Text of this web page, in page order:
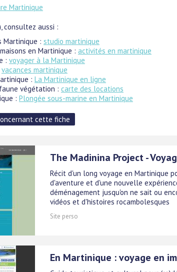
Martinique
, consultez aussi :
Martinique : studio martinique
en Martinique : activités en martinique
: voyager à la Martinique
vacances martinique
: La Martinique en ligne
végétation : carte des locations
: Plongée sous-marine en Martinique
The Madinina Project -
Récit d'un long voyage en Martinique
d'aventure et d'une nouvelle
déménagement jusqu'on ne sait ou
vidéos et d'histoires rocambolesques
Site perso
En Martinique : voyage en